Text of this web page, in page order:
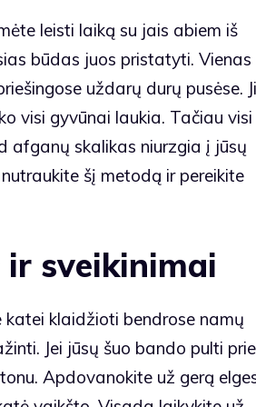
leisti laiką su jais abiem iš
būdas juos pristatyti. Vienas
​​uždarų durų pusėse.
visi gyvūnai laukia. Tačiau visi
afganų skalikas niurzgia į jūsų
šį metodą ir pereikite
sveikinimai
klaidžioti bendrose namų
Jei jūsų šuo bando pulti prie
Apdovanokite už gerą